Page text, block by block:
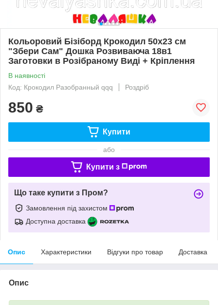
Кольоровий Бізіборд Крокодил 50х23 см
"Збери Сам" Дошка Розвиваюча 18в1
Заготовки в Розібраному Виді + Кріплення
В наявності
Код: Крокодил Разобранный qqq
Роздріб
850 ₴
Купити
або
Купити з
Що таке купити з Пром?
Замовлення під захистом
Доступна доставка
Опис Характеристики Відгуки про товар Доставка
Опис